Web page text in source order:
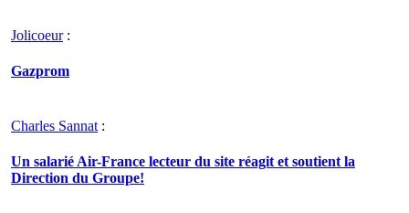
Jolicoeur:
Gazprom
Charles Sannat :
Un salarié Air-France lecteur du site réagit et soutient la
Direction du Groupe!